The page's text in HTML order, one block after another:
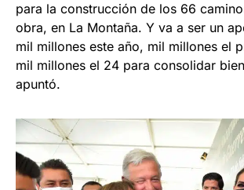
para la construcción de los 66
obra, en La Montaña. Y va a ser un
mil millones este año, mil millones el
mil millones el 24 para consolidar
apuntó.